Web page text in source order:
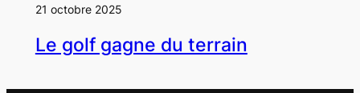
21 octobre 2025
Le golf gagne du terrain